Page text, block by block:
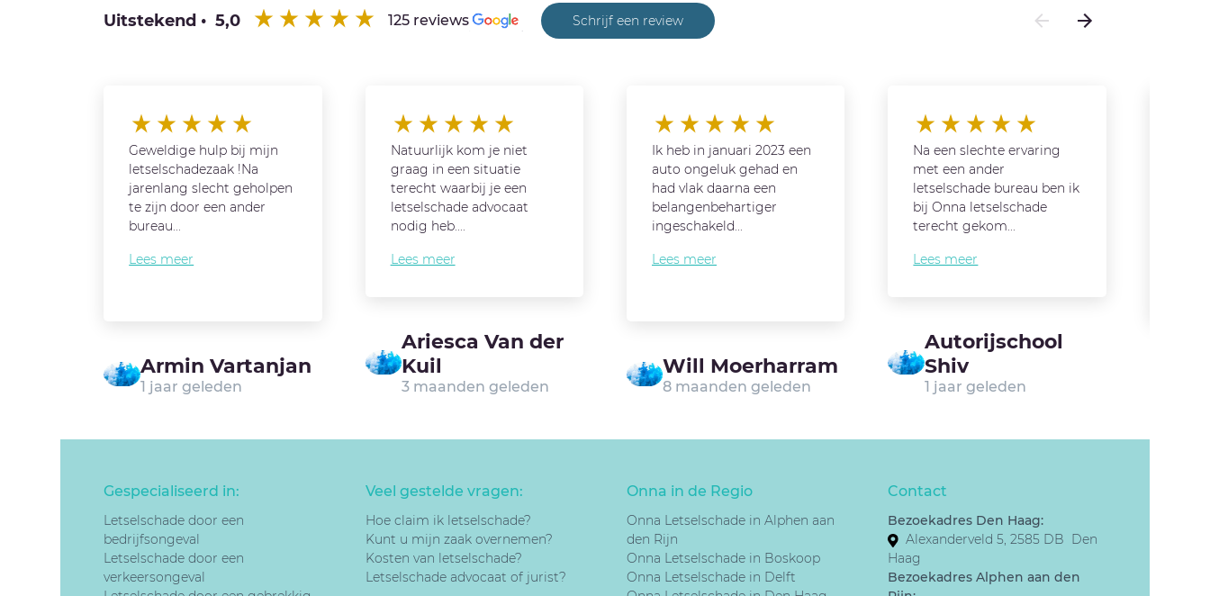
Uitstekend • 5,0 125 reviews Schrijf een review
Geweldige hulp bij mijn
letselschadezaak !Na
jarenlang slecht geholpen
te zijn door een ander
bureau...
Lees meer
Armin Vartanjan
1 jaar geleden
Natuurlijk kom je niet
graag in een situatie
terecht waarbij je een
letselschade advocaat
nodig heb....
Lees meer
Ariesca Van der
Kuil
3 maanden geleden
Ik heb in januari 2023 een
auto ongeluk gehad en
had vlak daarna een
belangenbehartiger
ingeschakeld...
Lees meer
Will Moerharram
8 maanden geleden
Na een slechte ervaring
met een ander
letselschade bureau ben ik
bij Onna letselschade
terecht gekom...
Lees meer
Autorijschool
Shiv
1 jaar geleden
Gespecialiseerd in:
Letselschade door een
bedrijfsongeval
Letselschade door een
verkeersongeval
Veel gestelde vragen:
Hoe claim ik letselschade?
Kunt u mijn zaak overnemen?
Kosten van letselschade?
Letselschade advocaat of jurist?
Onna in de Regio
Onna Letselschade in Alphen aan
den Rijn
Onna Letselschade in Boskoop
Onna Letselschade in Delft
Contact
Bezoekadres Den Haag:
Alexanderveld 5, 2585 DB Den
Haag
Bezoekadres Alphen aan den